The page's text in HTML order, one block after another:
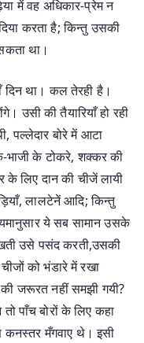
में वह अधिकार-प्रेम न
करता है; किन्तु उसकी
था।
दिन था। कल तेरही है।
उसी की तैयारियाँ हो रही
पल्लेदार बोरे में आटा
के टोकरे, शक्कर की
के लिए दान की चीजें लायी
लालटेनें आदि; किन्तु
ये सब सामान उसके
उसे पसंद करती,उसकी
को भंडारे में रखा
जरूरत नहीं समझी गयी?
पाँच बोरों के लिए कहा
कनस्तर मँगवाए थे। इसी